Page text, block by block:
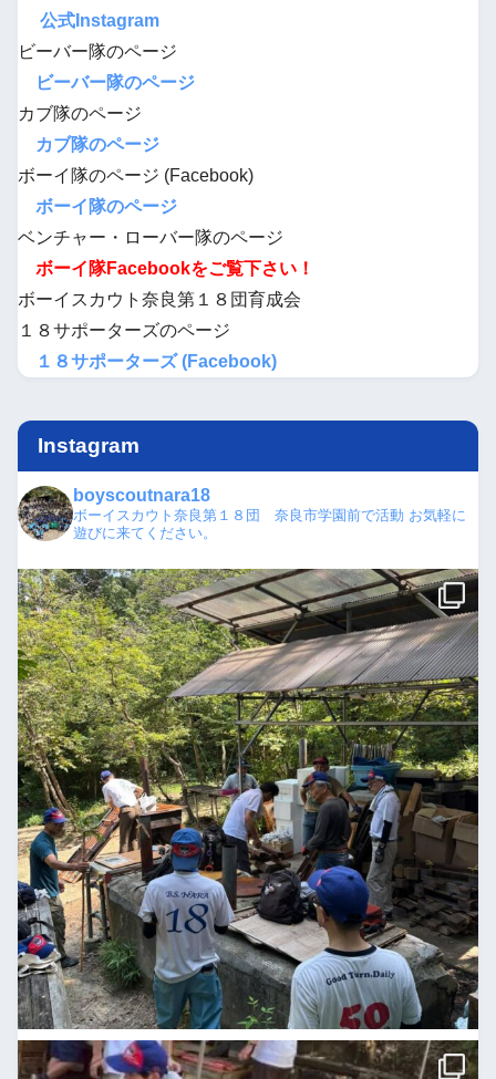
公式Instagram
ビーバー隊のページ
ビーバー隊のページ
カブ隊のページ
カブ隊のページ
ボーイ隊のページ (Facebook)
ボーイ隊のページ
ベンチャー・ローバー隊のページ
ボーイ隊Facebookをご覧下さい！
ボーイスカウト奈良第１８団育成会
１８サポーターズのページ
１８サポーターズ (Facebook)
Instagram
boyscoutnara18
ボーイスカウト奈良第１８団 奈良市学園前で活動 お気軽に
遊びに来てください。